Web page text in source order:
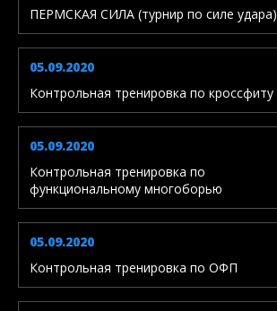
ПЕРМСКАЯ СИЛА (турнир по силе удара)
05.09.2020
Контрольная тренировка по кроссфиту
05.09.2020
Контрольная тренировка по
функциональному многоборью
05.09.2020
Контрольная тренировка по ОФП